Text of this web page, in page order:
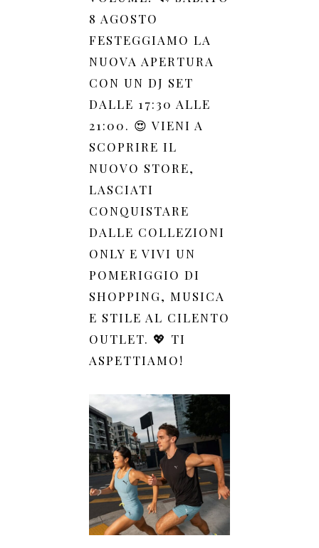
8 AGOSTO
FESTEGGIAMO LA
NUOVA APERTURA
CON UN DJ SET
DALLE 17:30 ALLE
21:00. 😍 VIENI A
SCOPRIRE IL
NUOVO STORE,
LASCIATI
CONQUISTARE
DALLE COLLEZIONI
ONLY E VIVI UN
POMERIGGIO DI
SHOPPING, MUSICA
E STILE AL CILENTO
OUTLET. 💖 TI
ASPETTIAMO!